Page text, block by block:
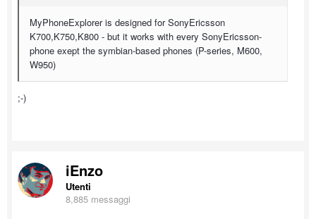
MyPhoneExplorer is designed for SonyEricsson
K700,K750,K800 - but it works with every SonyEricsson-
phone exept the symbian-based phones (P-series, M600,
W950)
;-)
iEnzo
Utenti
8,885 messaggi